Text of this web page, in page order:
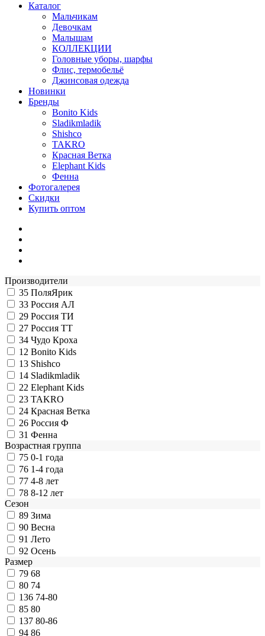
Каталог
Мальчикам
Девочкам
Малышам
КОЛЛЕКЦИИ
Головные уборы, шарфы
Флис, термобельё
Джинсовая одежда
Новинки
Бренды
Bonito Kids
Sladikmladik
Shishco
TAKRO
Красная Ветка
Elephant Kids
Фенна
Фотогалерея
Скидки
Купить оптом
Производители
35 ПоляЯрик
33 Россия АЛ
29 Россия ТИ
27 Россия ТТ
34 Чудо Кроха
12 Bonito Kids
13 Shishco
14 Sladikmladik
22 Elephant Kids
23 TAKRO
24 Красная Ветка
26 Россия Ф
31 Фенна
Возрастная группа
75 0-1 года
76 1-4 года
77 4-8 лет
78 8-12 лет
Сезон
89 Зима
90 Весна
91 Лето
92 Осень
Размер
79 68
80 74
136 74-80
85 80
137 80-86
94 86